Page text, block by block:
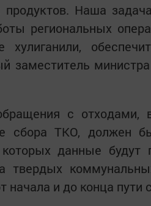
продуктов. Наша
региональных
заместитель министра
с отходами,
сбора ТКО, должен
данные будут
твердых
и до конца пути